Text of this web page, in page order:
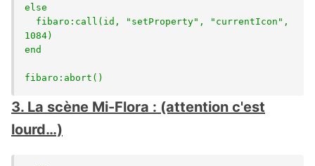
else
1084)
end
fibaro:abort()
3. La scène Mi-Flora : (attention c'est
lourd…)